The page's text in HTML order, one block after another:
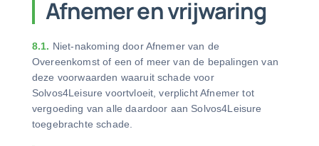
Afnemer en vrijwaring
8.1. Niet-nakoming door Afnemer van de
Overeenkomst of een of meer van de bepalingen van
deze voorwaarden waaruit schade voor
Solvos4Leisure voortvloeit, verplicht Afnemer tot
vergoeding van alle daardoor aan Solvos4Leisure
toegebrachte schade.